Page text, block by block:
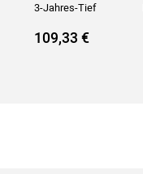
3-Jahres-Tief
109,33 €